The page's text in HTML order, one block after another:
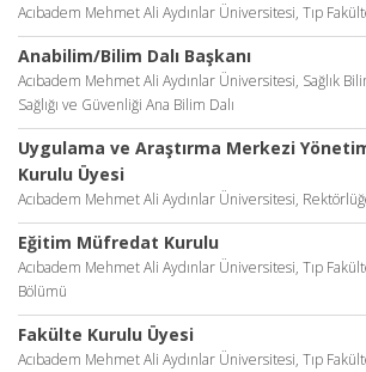
Acıbadem Mehmet Ali Aydınlar Üniversitesi, Tıp
Anabilim/Bilim Dalı Başkanı
Acıbadem Mehmet Ali Aydınlar Üniversitesi, Sağlık
Sağlığı ve Güvenliği Ana Bilim Dalı
Uygulama ve Araştırma Merkezi
Kurulu Üyesi
Acıbadem Mehmet Ali Aydınlar Üniversitesi,
Eğitim Müfredat Kurulu
Acıbadem Mehmet Ali Aydınlar Üniversitesi, Tıp
Bölümü
Fakülte Kurulu Üyesi
Acıbadem Mehmet Ali Aydınlar Üniversitesi, Tıp